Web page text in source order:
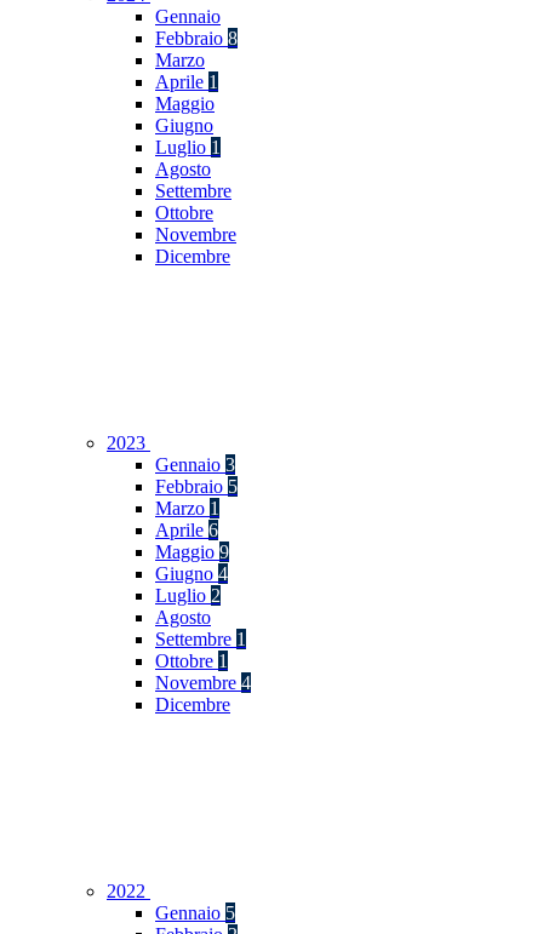
Gennaio
Febbraio 8
Marzo
Aprile 1
Maggio
Giugno
Luglio 1
Agosto
Settembre
Ottobre
Novembre
Dicembre
2023
Gennaio 3
Febbraio 5
Marzo 1
Aprile 6
Maggio 9
Giugno 4
Luglio 2
Agosto
Settembre 1
Ottobre 1
Novembre 4
Dicembre
2022
Gennaio 5